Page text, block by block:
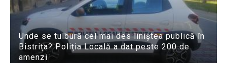
Unde se tulbură cel mai des liniștea publică în
Bistrița? Poliția Locală a dat peste 200 de
amenzi